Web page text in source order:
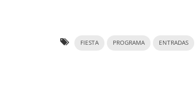
FIESTA PROGRAMA ENTRADAS